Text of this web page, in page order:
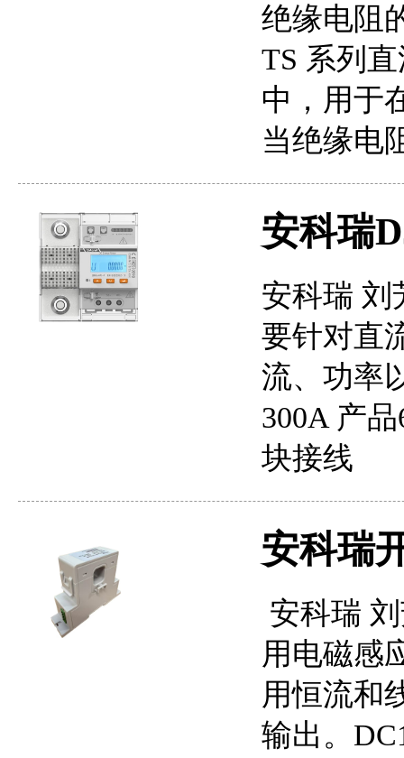
绝缘电阻
TS 系列
中，用于
当绝缘电
安科瑞
安科瑞 刘
要针对直
流、功率
300A 产
块接线
安科瑞
安科瑞
用电磁感
用恒流和
输出。